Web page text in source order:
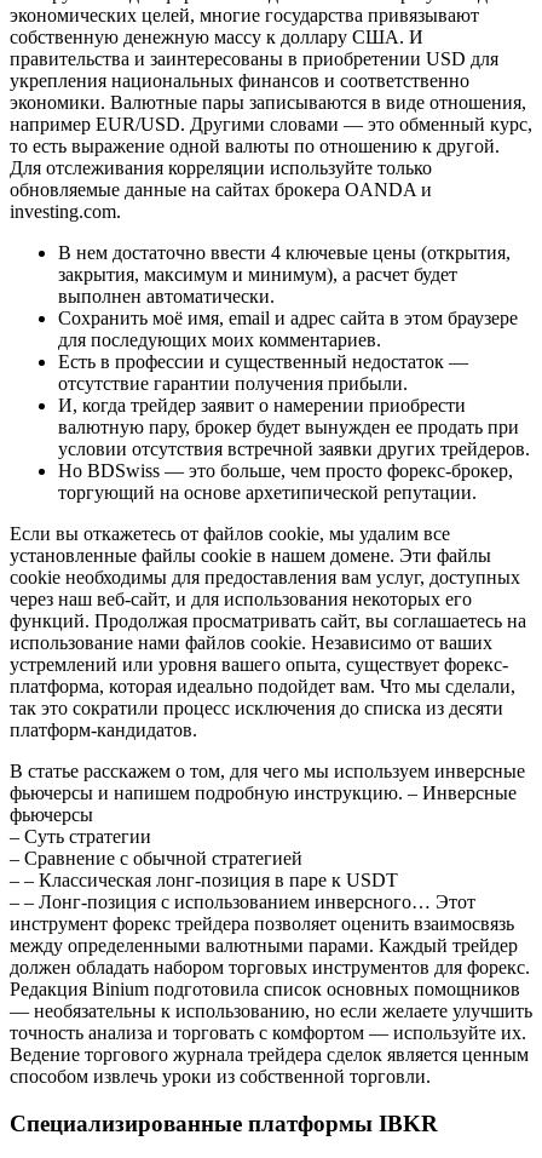
экономических целей, многие государства привязывают
собственную денежную массу к доллару США. И
правительства и заинтересованы в приобретении USD для
укрепления национальных финансов и соответственно
экономики. Валютные пары записываются в виде отношения,
например EUR/USD. Другими словами — это обменный курс,
то есть выражение одной валюты по отношению к другой.
Для отслеживания корреляции используйте только
обновляемые данные на сайтах брокера OANDA и
investing.com.
В нем достаточно ввести 4 ключевые цены (открытия,
закрытия, максимум и минимум), а расчет будет
выполнен автоматически.
Сохранить моё имя, email и адрес сайта в этом браузере
для последующих моих комментариев.
Есть в профессии и существенный недостаток —
отсутствие гарантии получения прибыли.
И, когда трейдер заявит о намерении приобрести
валютную пару, брокер будет вынужден ее продать при
условии отсутствия встречной заявки других трейдеров.
Но BDSwiss — это больше, чем просто форекс-брокер,
торгующий на основе архетипической репутации.
Если вы откажетесь от файлов cookie, мы удалим все
установленные файлы cookie в нашем домене. Эти файлы
cookie необходимы для предоставления вам услуг, доступных
через наш веб-сайт, и для использования некоторых его
функций. Продолжая просматривать сайт, вы соглашаетесь на
использование нами файлов cookie. Независимо от ваших
устремлений или уровня вашего опыта, существует форекс-
платформа, которая идеально подойдет вам. Что мы сделали,
так это сократили процесс исключения до списка из десяти
платформ-кандидатов.
В статье расскажем о том, для чего мы используем инверсные
фьючерсы и напишем подробную инструкцию. – Инверсные
фьючерсы
– Суть стратегии
– Сравнение с обычной стратегией
– – Классическая лонг-позиция в паре к USDT
– – Лонг-позиция с использованием инверсного… Этот
инструмент форекс трейдера позволяет оценить взаимосвязь
между определенными валютными парами. Каждый трейдер
должен обладать набором торговых инструментов для форекс.
Редакция Binium подготовила список основных помощников
— необязательны к использованию, но если желаете улучшить
точность анализа и торговать с комфортом — используйте их.
Ведение торгового журнала трейдера сделок является ценным
способом извлечь уроки из собственной торговли.
Специализированные платформы IBKR